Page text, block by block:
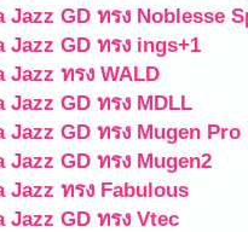
GD ทรง Noblesse
GD ทรง ings+1
ทรง WALD
GD ทรง MDLL
GD ทรง Mugen Pro
GD ทรง Mugen2
ทรง Fabulous
GD ทรง Vtec